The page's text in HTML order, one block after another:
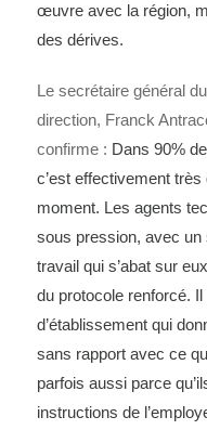
œuvre avec la région,
des dérives.
Le secrétaire général
direction, Franck
confirme : Dans 90%
c’est effectivement
moment. Les agents
sous pression, avec
travail qui s’abat sur
du protocole renforcé.
d’établissement qui
sans rapport avec ce
parfois aussi parce
instructions de